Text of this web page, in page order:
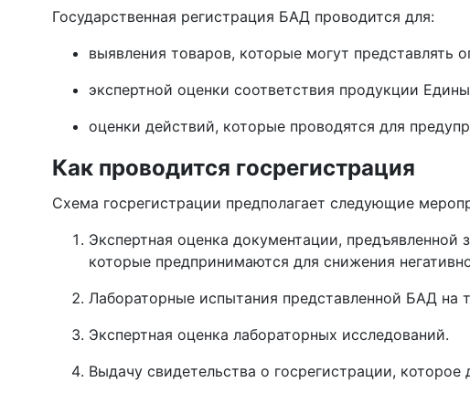
Государственная регистрация БАД проводится для:
выявления товаров, которые могут представлять
экспертной оценки соответствия продукции
оценки действий, которые проводятся для
Как проводится госрегистрация
Схема госрегистрации предполагает следующие
Экспертная оценка документации,
которые предпринимаются для снижения
Лабораторные испытания представленной БАД на
Экспертная оценка лабораторных исследований.
Выдачу свидетельства о госрегистрации,